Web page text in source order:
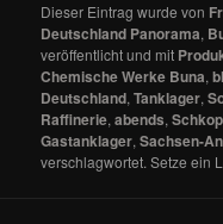
Dieser Eintrag wurde von
Deutschland Panorama,
veröffentlicht und mit
Chemische Werke Buna,
Deutschland,Tanklager,
Raffinerie,abends,
Gastanklager,Sachsen-
verschlagwortet. Setze ein